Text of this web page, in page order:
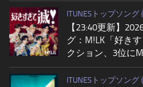
ITUNESトップソング
【23:40更新】
グ：M!LK「好き
クション、3位に
ITUNESトップソング